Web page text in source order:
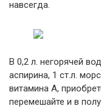
навсегда.
В 0,2 л. негорячей
аспирина, 1 ст.л.
витамина А,
перемешайте и в